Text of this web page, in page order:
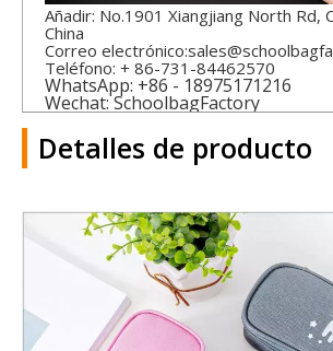
Añadir: No.1901 Xiangjiang North Rd,
China
Correo electrónico:
Teléfono: + 86-731-84462570
WhatsApp: +86 - 18975171216
Wechat: SchoolbagFactory
Detalles de producto